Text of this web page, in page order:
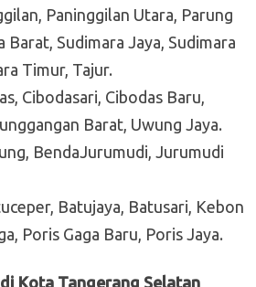
Paninggilan Utara, Parung
Barat, Sudimara Jaya, Sudimara
Timur, Tajur.
Cibodasari, Cibodas Baru,
Barat, Uwung Jaya.
BendaJurumudi, Jurumudi
Batujaya, Batusari, Kebon
Poris Gaga Baru, Poris Jaya.
Kota Tangerang Selatan